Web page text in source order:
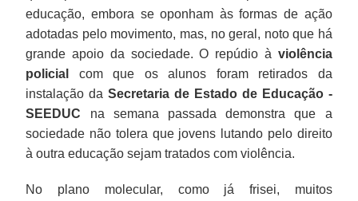
educação, embora se oponham às formas de ação
adotadas pelo movimento, mas, no geral, noto que há
grande apoio da sociedade. O repúdio à violência
policial
com que os alunos foram retirados da
instalação daSecretaria de Estado de Educação -
SEEDUC na semana passada demonstra que a
sociedade não tolera que jovens lutando pelo direito
à outra educação sejam tratados com violência.
No plano molecular, como já frisei, muitos